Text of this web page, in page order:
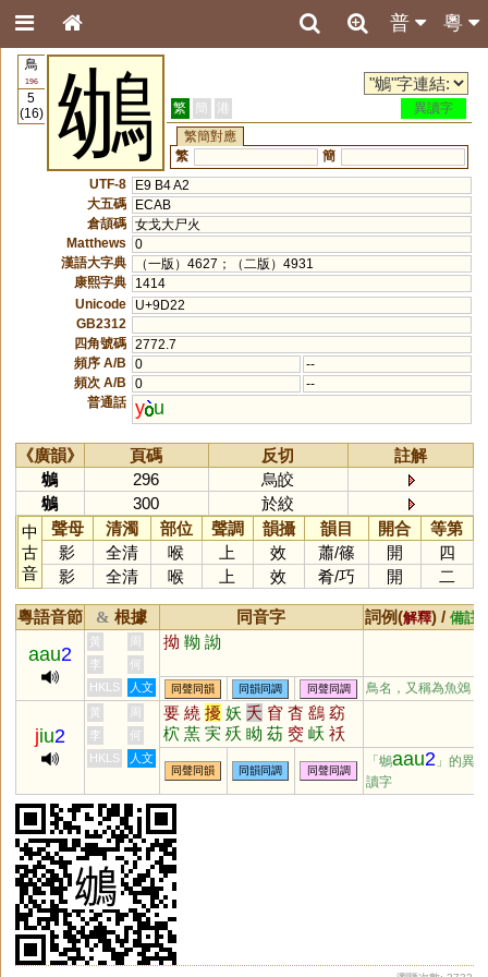
粵
普
鳥
196
5
(16)
鴢 繁 簡 港
異讀字
繁簡對應
繁
簡
UTF-8
E9 B4 A2
大五碼
ECAB
倉頡碼 女戈大尸火
Matthews
0
漢語大字典
（一版）4627；（二版）4931
康熙字典
1414
Unicode
U+9D22
GB2312
四角號碼 2772.7
頻序 A/B
0
--
頻次 A/B
0
--
普通話 y u
《廣韻》 頁碼 反切
註解
鴢
296
烏皎
鴢
300
於絞
中
古
音
聲母 清濁 部位 聲調 韻攝 韻目 開合
等第
影
全清 喉 上 效 蕭/篠 開
四
影
全清 喉 上 效 肴/巧 開 二
粵語音節 & 根據 同音字 詞例(解釋) / 備註
aau2
黃 周 拗 靿 詏
李
何
HKLS
人文 同聲同韻 同韻同調 同聲同調 鳥名，又稱為魚鵁
jiu2
黃 周 要 繞 擾 妖 夭 窅 杳 鷂 窈
柼 蓔 宎 殀 眑 苭 窔 岆 祅
李
何
HKLS
人文
同聲同韻 同韻同調 同聲同調
「鴢aau2 」的異
讀字